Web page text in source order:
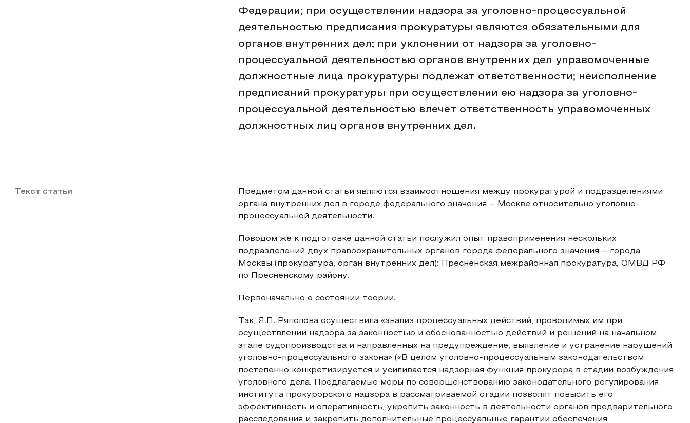
Федерации; при осуществлении надзора за уголовно-процессуальной
деятельностью предписания прокуратуры являются обязательными для
органов внутренних дел; при уклонении от надзора за уголовно-
процессуальной деятельностью органов внутренних дел управомоченные
должностные лица прокуратуры подлежат ответственности; неисполнение
предписаний прокуратуры при осуществлении ею надзора за уголовно-
процессуальной деятельностью влечет ответственность управомоченных
должностных лиц органов внутренних дел.
Текст статьи
Предметом данной статьи являются взаимоотношения между прокуратурой и подразделениями
органа внутренних дел в городе федерального значения – Москве относительно уголовно-
процессуальной деятельности.
Поводом же к подготовке данной статьи послужил опыт правоприменения нескольких
подразделений двух правоохранительных органов города федерального значения – города
Москвы (прокуратура, орган внутренних дел): Пресненская межрайонная прокуратура, ОМВД РФ
по Пресненскому району.
Первоначально о состоянии теории.
Так, Я.П. Ряполова осуществила «анализ процессуальных действий, проводимых им при
осуществлении надзора за законностью и обоснованностью действий и решений на начальном
этапе судопроизводства и направленных на предупреждение, выявление и устранение нарушений
уголовно-процессуального закона» («В целом уголовно-процессуальным законодательством
постепенно конкретизируется и усиливается надзорная функция прокурора в стадии возбуждения
уголовного дела. Предлагаемые меры по совершенствованию законодательного регулирования
института прокурорского надзора в рассматриваемой стадии позволят повысить его
эффективность и оперативность, укрепить законность в деятельности органов предварительного
расследования и закрепить дополнительные процессуальные гарантии обеспечения